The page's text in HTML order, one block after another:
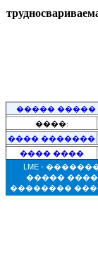
����� �����
����:
���� �������
���� ����
LME -
�����
��������